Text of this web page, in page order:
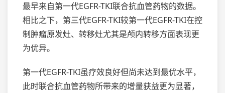
最早来自第一代EGFR-TKI联合抗血管药物的数据。
相比之下，第三代EGFR-TKI较第一代EGFR-TKI在控
制肿瘤原发灶、转移灶尤其是颅内转移方面表现更
为优异。
第一代EGFR-TKI虽疗效良好但尚未达到最优水平，
此时联合抗血管药物所带来的增量获益更为显著，